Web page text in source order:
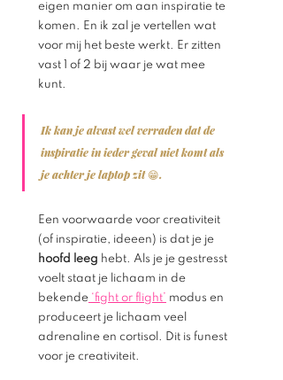
eigen manier om aan inspiratie te
komen. En ik zal je vertellen wat
voor mij het beste werkt. Er zitten
vast 1 of 2 bij waar je wat mee
kunt.
Ik kan je alvast wel verraden dat de
inspiratie in ieder geval niet komt als
je achter je laptop zit 😁.
Een voorwaarde voor creativiteit
(of inspiratie, ideeen) is dat je je
hoofd leeg hebt. Als je je gestresst
voelt staat je lichaam in de
bekende ‘fight or flight’
modus en
produceert je lichaam veel
adrenaline en cortisol. Dit is funest
voor je creativiteit.